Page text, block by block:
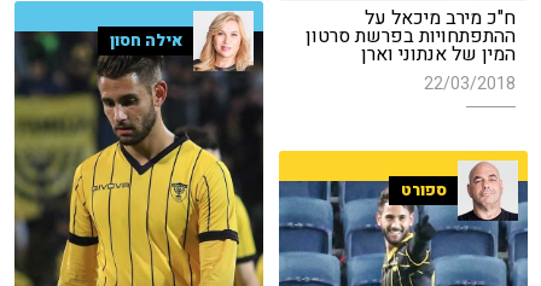
ח"כ מירב מיכאל על
ההתפתחויות בפרשת סרטון
המין של אנתוני וארן
22/03/2018
אילה חסון
ספורט